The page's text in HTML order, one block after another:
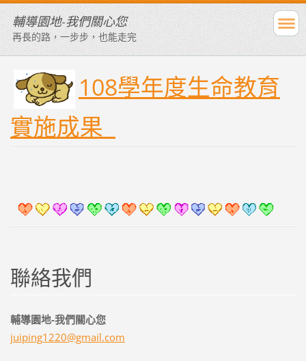
輔導園地-我們關心您
再長的路，一步步，也能走完
108學年度生命教育
實施成果
聯絡我們
輔導園地-我們關心您
juiping1220@gmail.com